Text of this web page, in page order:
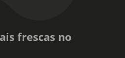
frescas no